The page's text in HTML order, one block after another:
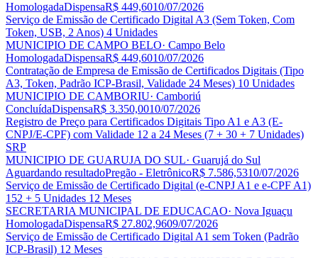
HomologadaDispensaR$ 449,6010/07/2026
Serviço de Emissão de Certificado Digital A3 (Sem Token, Com
Token, USB, 2 Anos) 4 Unidades
MUNICIPIO DE CAMPO BELO· Campo Belo
HomologadaDispensaR$ 449,6010/07/2026
Contratação de Empresa de Emissão de Certificados Digitais (Tipo
A3, Token, Padrão ICP-Brasil, Validade 24 Meses) 10 Unidades
MUNICIPIO DE CAMBORIU· Camboriú
ConcluídaDispensaR$ 3.350,0010/07/2026
Registro de Preço para Certificados Digitais Tipo A1 e A3 (E-
CNPJ/E-CPF) com Validade 12 a 24 Meses (7 + 30 + 7 Unidades)
SRP
MUNICIPIO DE GUARUJA DO SUL· Guarujá do Sul
Aguardando resultadoPregão - EletrônicoR$ 7.586,5310/07/2026
Serviço de Emissão de Certificado Digital (e-CNPJ A1 e e-CPF A1)
152 + 5 Unidades 12 Meses
SECRETARIA MUNICIPAL DE EDUCACAO· Nova Iguaçu
HomologadaDispensaR$ 27.802,9609/07/2026
Serviço de Emissão de Certificado Digital A1 sem Token (Padrão
ICP-Brasil) 12 Meses